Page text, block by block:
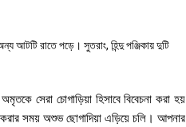
আটটি রাতে পড়ে। সুতরাং, হিন্দু পঞ্জিকায় দুটি
সেরা চোগাড়িয়া হিসাবে বিবেচনা করা হয়
সময় অশুভ ছোগাদিয়া এড়িয়ে চলি। আপনার